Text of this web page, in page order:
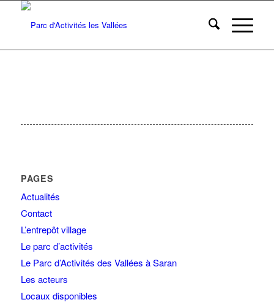
PAGES
Actualités
Contact
L’entrepôt village
Le parc d’activités
Le Parc d’Activités des Vallées à Saran
Les acteurs
Locaux disponibles